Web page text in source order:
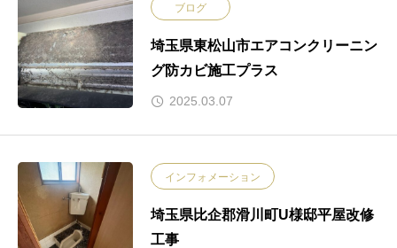
ブログ
埼玉県東松山市エアコンクリーニン
グ防カビ施工プラス
2025.03.07
インフォメーション
埼玉県比企郡滑川町U様邸平屋改修
工事